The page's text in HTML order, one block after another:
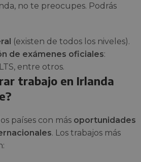
no te preocupes. Podrás
(existen de todos los niveles).
de exámenes oficiales:
entre otros.
trabajo en Irlanda
países con más oportunidades
. Los trabajos más